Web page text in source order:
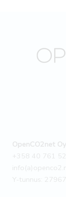
OpenCO2net Oy
+358 40 761
Y-tunnus: